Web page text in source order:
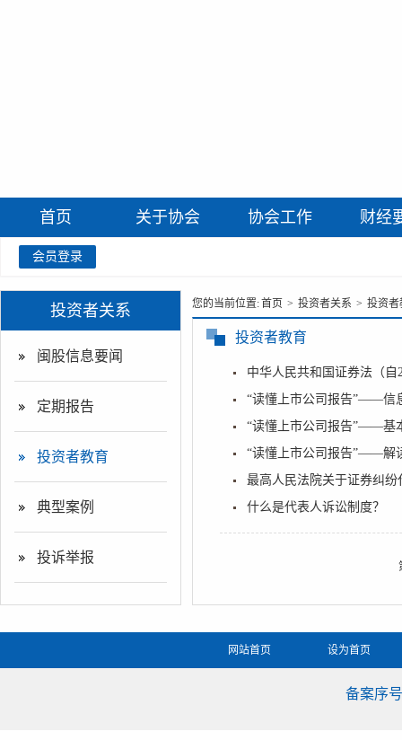
首页 关于协会 协会工作 财经
会员登录
投资者关系
闽股信息要闻
定期报告
投资者教育
典型案例
投诉举报
您的当前位置:首页 > 投资者关系 > 投资者
投资者教育
中华人民共和国证券法（自
“读懂上市公司报告”——信
“读懂上市公司报告”——基
“读懂上市公司报告”——解
最高人民法院关于证券纠
什么是代表人诉讼制度？
网站首页 设为首页
备案序